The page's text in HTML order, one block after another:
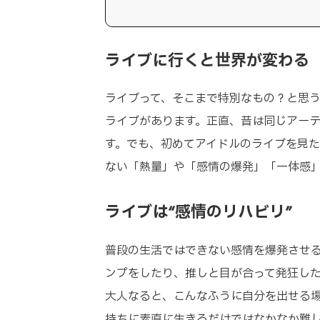
ライブに行くと世界が変わる
ライブって、そこまで特別なもの？と思
ライブがあります。正直、昔は同じアー
す。でも、初めてアイドルのライブを見
ない「熱量」や「感情の爆発」「一体感
ライブは“感情のリハビリ”
普段の生活ではできない感情を爆発させ
ンプをしたり、推しと目が合って発狂し
大人なると、こんなふうに自分を出せる